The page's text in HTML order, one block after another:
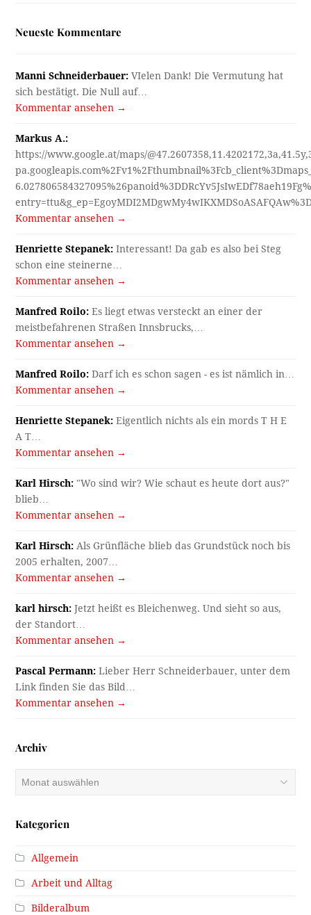
Neueste Kommentare
Manni Schneiderbauer: VIelen Dank! Die Vermutung hat
sich bestätigt. Die Null auf…
Kommentar ansehen →
Markus A.:
https://www.google.at/maps/
Kommentar ansehen →
Henriette Stepanek: Interessant! Da gab es also bei Steg
schon eine steinerne…
Kommentar ansehen →
Manfred Roilo: Es liegt etwas versteckt an einer der
meistbefahrenen Straßen Innsbrucks,…
Kommentar ansehen →
Manfred Roilo: Darf ich es schon sagen - es ist nämlich in…
Kommentar ansehen →
Henriette Stepanek: Eigentlich nichts als ein mords T H E
A T…
Kommentar ansehen →
Karl Hirsch: "Wo sind wir? Wie schaut es heute dort aus?"
blieb…
Kommentar ansehen →
Karl Hirsch: Als Grünfläche blieb das Grundstück noch bis
2005 erhalten, 2007…
Kommentar ansehen →
karl hirsch: Jetzt heißt es Bleichenweg. Und sieht so aus,
der Standort…
Kommentar ansehen →
Pascal Permann: Lieber Herr Schneiderbauer, unter dem
Link finden Sie das Bild…
Kommentar ansehen →
Archiv
Kategorien
Allgemein
Arbeit und Alltag
Bilderalbum